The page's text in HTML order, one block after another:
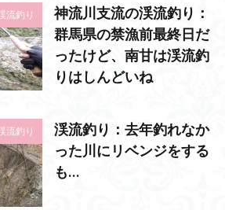
流釣り
神流川支流の渓流釣り：
群馬県の禁漁前最終日だ
ったけど、南甘は渓流釣
りはしんどいね
流釣り
渓流釣り：去年釣れなか
った川にリベンジをする
も…